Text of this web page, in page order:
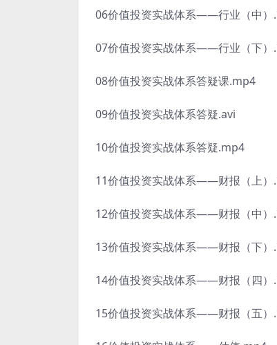
06价值投资实战体系——行业（中）
07价值投资实战体系——行业（下）
08价值投资实战体系答疑课.mp4
09价值投资实战体系答疑.avi
10价值投资实战体系答疑.mp4
11价值投资实战体系——财报（上）
12价值投资实战体系——财报（中）
13价值投资实战体系——财报（下）
14价值投资实战体系——财报（四）
15价值投资实战体系——财报（五）